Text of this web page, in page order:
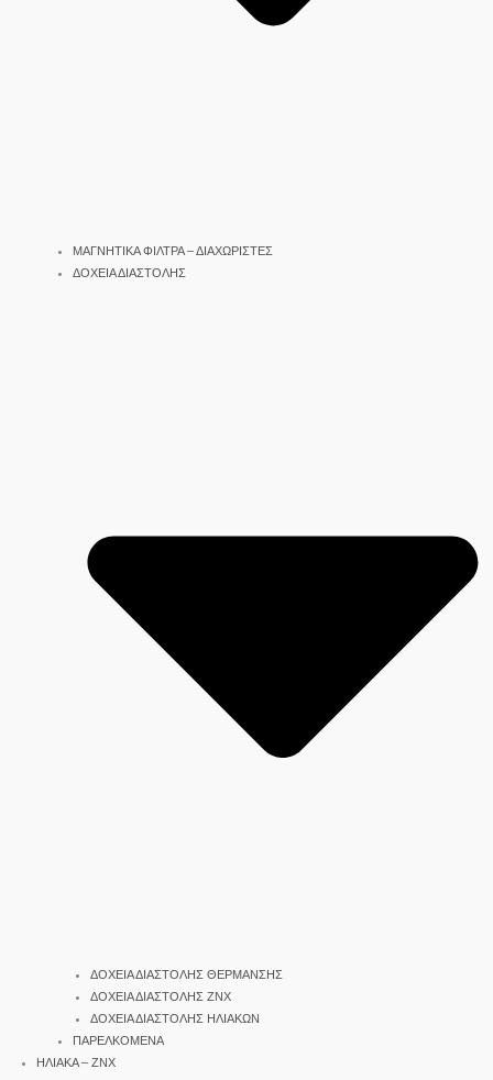
ΜΑΓΝΗΤΙΚΑ ΦΙΛΤΡΑ – ΔΙΑΧΩΡΙΣΤΕΣ
ΔΟΧΕΙΑ ΔΙΑΣΤΟΛΗΣ
ΔΟΧΕΙΑ ΔΙΑΣΤΟΛΗΣ ΘΕΡΜΑΝΣΗΣ
ΔΟΧΕΙΑ ΔΙΑΣΤΟΛΗΣ ΖΝΧ
ΔΟΧΕΙΑ ΔΙΑΣΤΟΛΗΣ ΗΛΙΑΚΩΝ
ΠΑΡΕΛΚΟΜΕΝΑ
ΗΛΙΑΚΑ – ΖΝΧ